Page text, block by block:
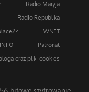
Radio Maryja
Radio Republika
WNET
Patronat
oraz pliki cookies